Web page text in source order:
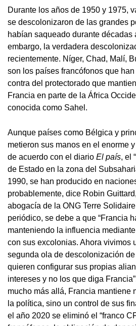
Durante los años de 1950 y 1975,
se descolonizaron de las grandes
habían saqueado durante décadas
embargo, la verdadera
recientemente. Níger, Chad, Malí,
son los países francófonos que
contra del protectorado que
Francia en parte de la África
conocida como Sahel.
Aunque países como Bélgica y
metieron sus manos en el enorme
de acuerdo con el diario El país, el
de Estado en la zona del
1990, se han producido en
probablemente, dice Robin
abogacía de la ONG Terre
periódico, se debe a que “Francia
manteniendo la influencia
con sus excolonias. Ahora vivimos
segunda ola de descolonización
quieren configurar sus propias
intereses y no los que diga
mucho más allá, Francia mantiene
la política, sino un control de sus
el año 2020 se eliminó el “franco